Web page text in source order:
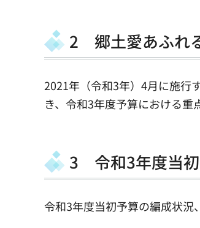
2 郷土愛あふれ
2021年（令和3年）4月に施行
き、令和3年度予算における重
3 令和3年度当
令和3年度当初予算の編成状況